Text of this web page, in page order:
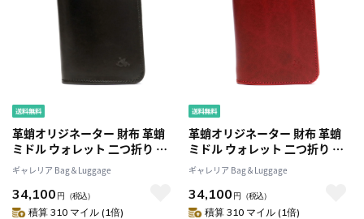
革蛸オリジネーター 財布 革蛸
ミドル ウォレット 二つ折り 本
革 二つ折り財布 台形ミドルワ
レット レザー 革蛸謹製 メンズ
レディース 日本製 カワタコ
BGS-003 HOH-003
ギャレリア Bag＆Luggage
34,100 円 （税込）
積算 310 マイル (1倍)
革蛸オリジネーター 財布 革蛸
ミドル ウォレット 二つ折り 本
革 二つ折り財布 台形ミドルワ
レット レザー 革蛸謹製 メンズ
レディース 日本製 カワタコ
BGS-003 HOH-003
ギャレリア Bag＆Luggage
34,100 円 （税込）
積算 310 マイル (1倍)